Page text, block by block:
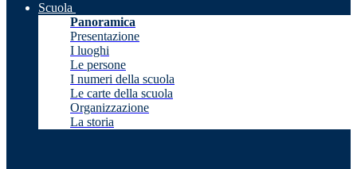
Scuola
Panoramica
Presentazione
I luoghi
Le persone
I numeri della scuola
Le carte della scuola
Organizzazione
La storia